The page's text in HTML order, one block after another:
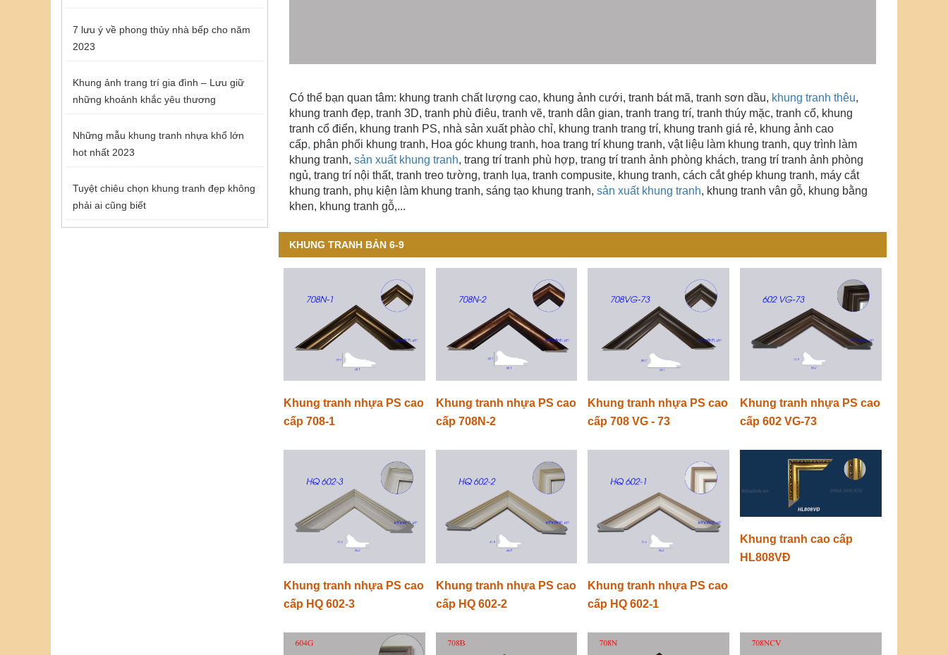
Có thể bạn quan tâm: khung tranh chất lượng cao, khung ảnh cưới, tranh bát mã, tranh sơn dầu, khung tranh thêu,
khung tranh đẹp, tranh 3D, tranh phù điêu, tranh vẽ, tranh dân gian, tranh trang trí, tranh thúy mặc, tranh cổ, khung
tranh cổ điển, khung tranh PS, nhà sản xuất phào chỉ, khung tranh trang trí, khung tranh giá rẻ, khung ảnh cao
cấp, phân phối khung tranh, Hoa góc khung tranh, hoa trang trí khung tranh, vật liệu làm khung tranh, quy trình làm
khung tranh, sản xuất khung tranh, trang trí tranh phù hợp, trang trí tranh ảnh phòng khách, trang trí tranh ảnh phòng
ngủ, trang trí nội thất, tranh treo tường, tranh lụa, tranh compusite, khung tranh, cách cắt ghép khung tranh, máy cắt
khung tranh, phụ kiện làm khung tranh, sáng tạo khung tranh, sản xuất khung tranh, khung tranh vân gỗ, khung bằng
khen, khung tranh gỗ,...
KHUNG TRANH BẢN 6-9
Khung tranh nhựa PS cao
cấp 708-1
Khung tranh nhựa PS cao
cấp 708N-2
Khung tranh nhựa PS cao
cấp 708 VG - 73
Khung tranh nhựa PS cao
cấp 602 VG-73
Khung tranh nhựa PS cao
cấp HQ 602-3
Khung tranh nhựa PS cao
cấp HQ 602-2
Khung tranh nhựa PS cao
cấp HQ 602-1
Khung tranh cao cấp
HL808VĐ
7 lưu ý về phong thủy nhà bếp cho năm
2023
Khung ảnh trang trí gia đình – Lưu giữ
những khoảnh khắc yêu thương
Những mẫu khung tranh nhựa khổ lớn
hot nhất 2023
Tuyệt chiêu chọn khung tranh đẹp không
phải ai cũng biết